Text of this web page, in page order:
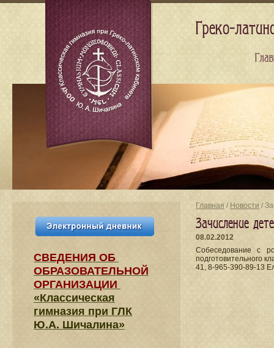
Главная / Новости /
Зачисление
08.02.2012
Собеседование с
подготовительного
41, 8-965-390-89-13
СВЕДЕНИЯ​ ОБ
ОБРАЗОВАТЕЛЬНОЙ
ОРГАНИЗАЦИИ
«Классическая
гимназия при ГЛК
Ю.А. Шичалина»
Греко-